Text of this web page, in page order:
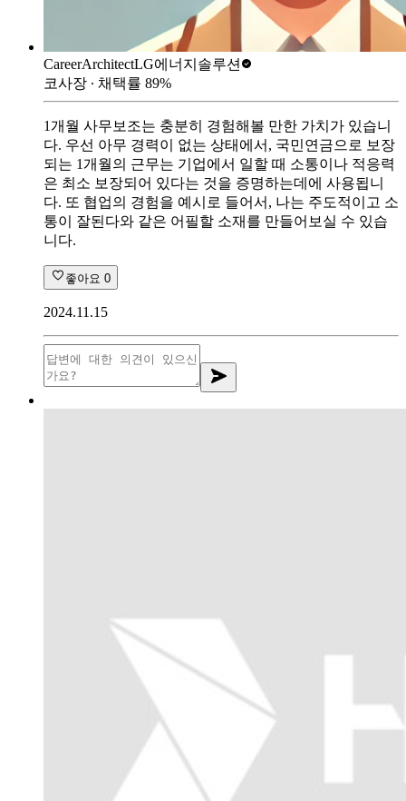
CareerArchitectLG에너지솔루션
코사장 ∙ 채택률 89%
1개월 사무보조는 충분히 경험해볼 만한 가치가 있습니
다. 우선 아무 경력이 없는 상태에서, 국민연금으로 보장
되는 1개월의 근무는 기업에서 일할 때 소통이나 적응력
은 최소 보장되어 있다는 것을 증명하는데에 사용됩니
다. 또 협업의 경험을 예시로 들어서, 나는 주도적이고 소
통이 잘된다와 같은 어필할 소재를 만들어보실 수 있습
니다.
좋아요 0
2024.11.15